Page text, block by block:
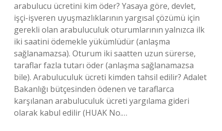
arabulucu ücretini kim öder? Yasaya göre, devlet,
işçi-işveren uyuşmazlıklarının yargısal çözümü için
gerekli olan arabuluculuk oturumlarının yalnızca ilk
iki saatini ödemekle yükümlüdür (anlaşma
sağlanamazsa). Oturum iki saatten uzun sürerse,
taraflar fazla tutarı öder (anlaşma sağlanamazsa
bile). Arabuluculuk ücreti kimden tahsil edilir? Adalet
Bakanlığı bütçesinden ödenen ve taraflarca
karşılanan arabuluculuk ücreti yargılama gideri
olarak kabul edilir (HUAK No.…